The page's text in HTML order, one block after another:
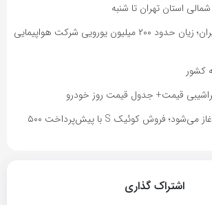
شمالی استان تهران تا شنبه
پیامدهای تجاوز به ایران؛ زیان حدود ۲۰۰ میلیون یورویی شرکت هواپیمایی
کشور
قیمت+ جدول قیمت روز خودرو
ثبت‌نام جدید سایپا آغاز می‌شود؛ فروش کوئیک S با پیش‌پرداخت ۵۰۰
اشتراک گذاری